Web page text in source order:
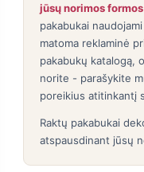
jūsų norimos
pakabukai
matoma reklaminė
pakabukų katalogą,
norite - parašykite
poreikius atitinkantį
Raktų pakabukai
atspausdinant jūsų